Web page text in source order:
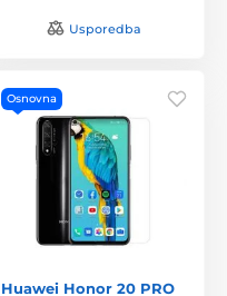
Usporedba
Osnovna
Huawei Honor 20 PRO